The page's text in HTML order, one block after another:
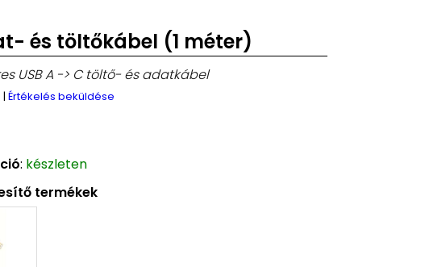
és töltőkábel (1 méter)
USB A -> C töltő- és adatkábel
| Értékelés beküldése
: készleten
termékek